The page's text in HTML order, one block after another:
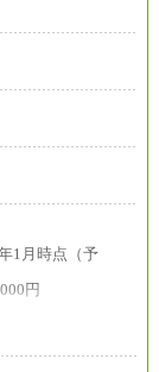
認ください。
認ください。
卒募集終了
1月時点（予
円
遂行が求めら